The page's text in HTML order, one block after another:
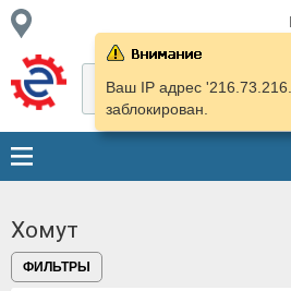
Ваш IP адрес
заблокирован.
Хомут
ФИЛЬТРЫ